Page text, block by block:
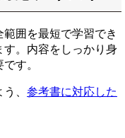
範囲を最短で学習でき
す。内容をしっかり身
す。
、 参考書に対応した